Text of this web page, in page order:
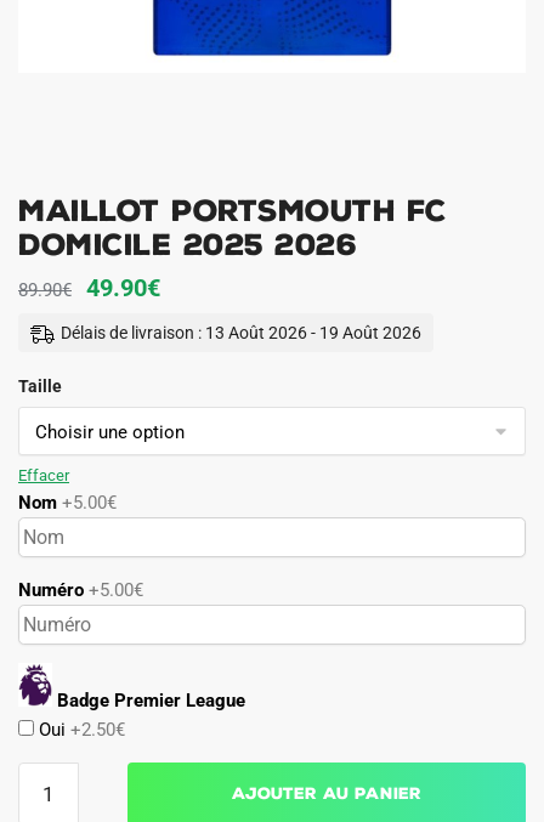
Maillot Portsmouth FC
Domicile 2025 2026
89.90€
Le
prix
89.90€.
49.90€Le
prix
49.90€.
Délais de livraison : 13 Août 2026 - 19 Août 2026
Taille
Effacer
Nom +5.00€
Numéro +5.00€
Badge Premier League
Oui +2.50€
Ajouter au panier